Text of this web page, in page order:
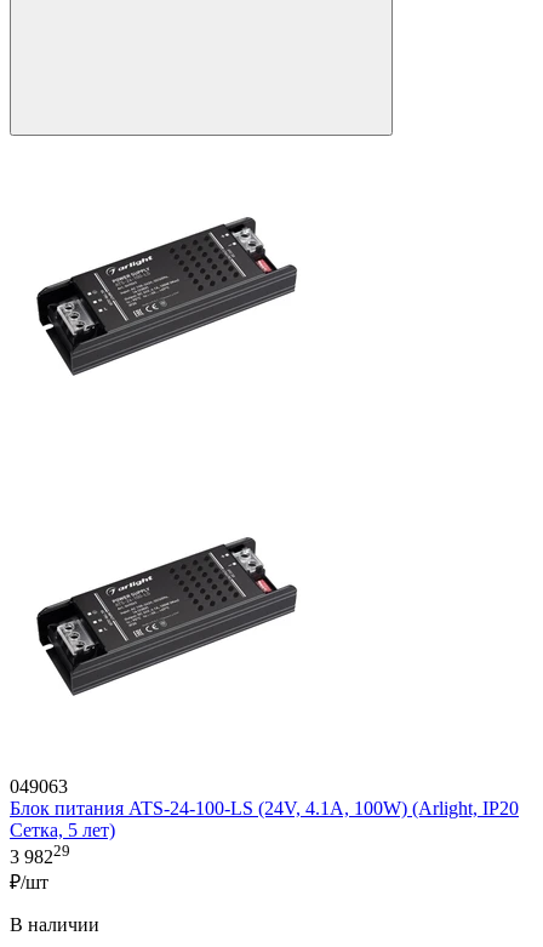
049063
Блок питания ATS-24-100-LS (24V, 4.1A, 100W) (Arlight, IP20
Сетка, 5 лет)
3 98229
₽/шт
В наличии